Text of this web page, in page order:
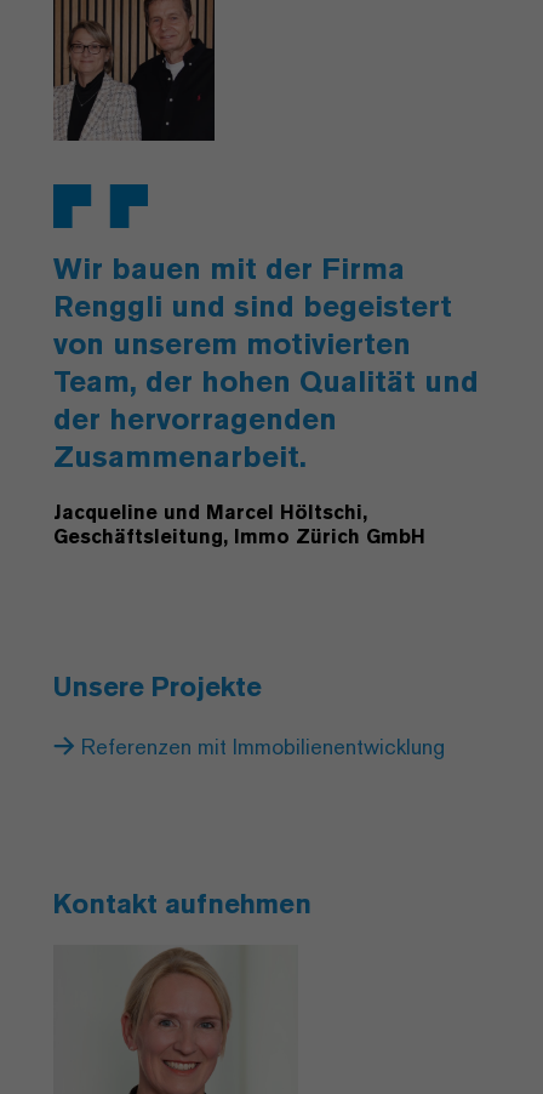
Wir bauen mit der Firma
Renggli und sind begeistert
von unserem motivierten
Team, der hohen Qualität und
der hervorragenden
Zusammenarbeit.
Jacqueline und Marcel Höltschi,
Geschäftsleitung, Immo Zürich GmbH
Unsere Projekte
Referenzen mit Immobilienentwicklung
Kontakt aufnehmen